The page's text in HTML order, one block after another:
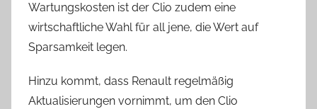
Wartungskosten ist der Clio zudem eine
wirtschaftliche Wahl für all jene, die Wert auf
Sparsamkeit legen.
Hinzu kommt, dass Renault regelmäßig
Aktualisierungen vornimmt, um den Clio